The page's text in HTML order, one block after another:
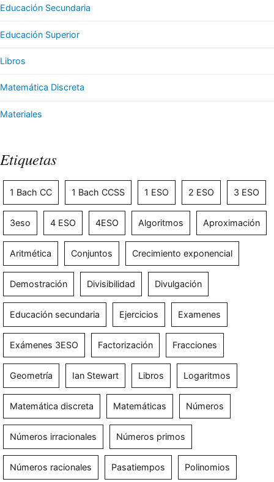
Educación Secundaria
Educación Superior
Libros
Matemática Discreta
Materiales
Etiquetas
1 Bach CC 1 Bach CCSS 1 ESO 2 ESO 3 ESO
3eso 4 ESO 4ESO Algoritmos Aproximación
Aritmética Conjuntos Crecimiento exponencial
Demostración Divisibilidad Divulgación
Educación secundaria Ejercicios Examenes
Exámenes 3ESO Factorización Fracciones
Geometría Ian Stewart Libros Logaritmos
Matemática discreta Matemáticas Números
Números irracionales Números primos
Números racionales Pasatiempos Polinomios